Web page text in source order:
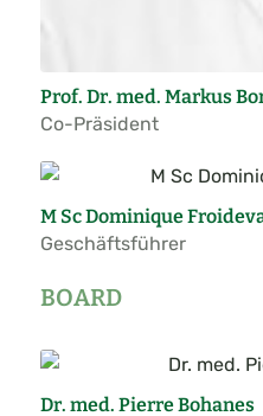
Prof. Dr. med. Markus
Co-Präsident
M Sc Dominique
Geschäftsführer
BOARD
Dr. med. Pierre Bohanes